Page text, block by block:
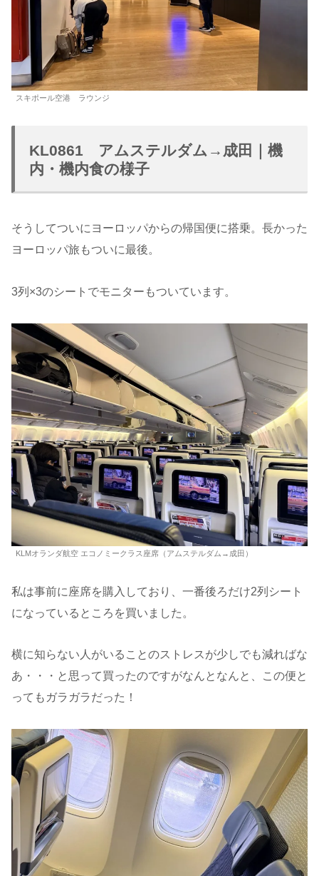
スキポール空港 ラウンジ
KL0861 アムステルダム→成田｜機
内・機内食の様子
そうしてついにヨーロッパからの帰国便に搭乗。長かった
ヨーロッパ旅もついに最後。
3列×3のシートでモニターもついています。
KLMオランダ航空 エコノミークラス座席（アムステルダム→成田）
私は事前に座席を購入しており、一番後ろだけ2列シート
になっているところを買いました。
横に知らない人がいることのストレスが少しでも減ればな
あ・・・と思って買ったのですがなんとなんと、この便と
ってもガラガラだった！